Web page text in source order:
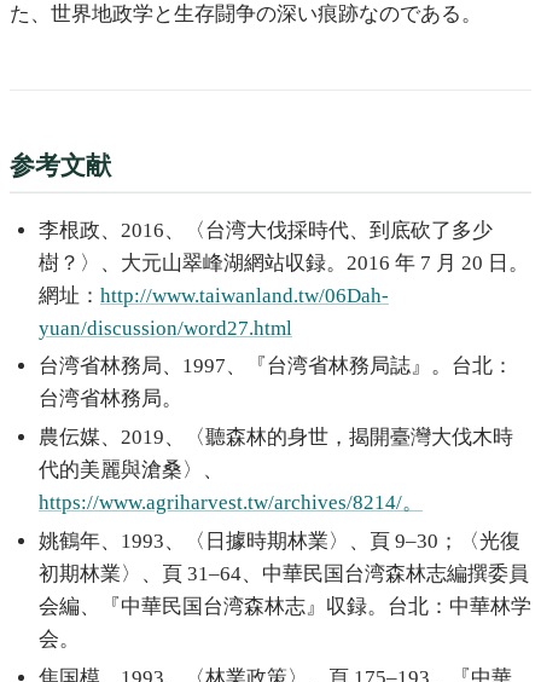
た、世界地政学と生存闘争の深い痕跡なのである。
参考文献
李根政、2016、〈台湾大伐採時代、到底砍了多少
樹？〉、大元山翠峰湖網站収録。2016 年 7 月 20 日。
網址： http://www.taiwanland.tw/06Dah-
yuan/discussion/word27.html
台湾省林務局、1997、『台湾省林務局誌』。台北：
台湾省林務局。
農伝媒、2019、〈聽森林的身世，揭開臺灣大伐木時
代的美麗與滄桑〉、
https://www.agriharvest.tw/archives/8214/。
姚鶴年、1993、〈日據時期林業〉、頁 9–30；〈光復
初期林業〉、頁 31–64、中華民国台湾森林志編撰委員
会編、『中華民国台湾森林志』収録。台北：中華林学
会。